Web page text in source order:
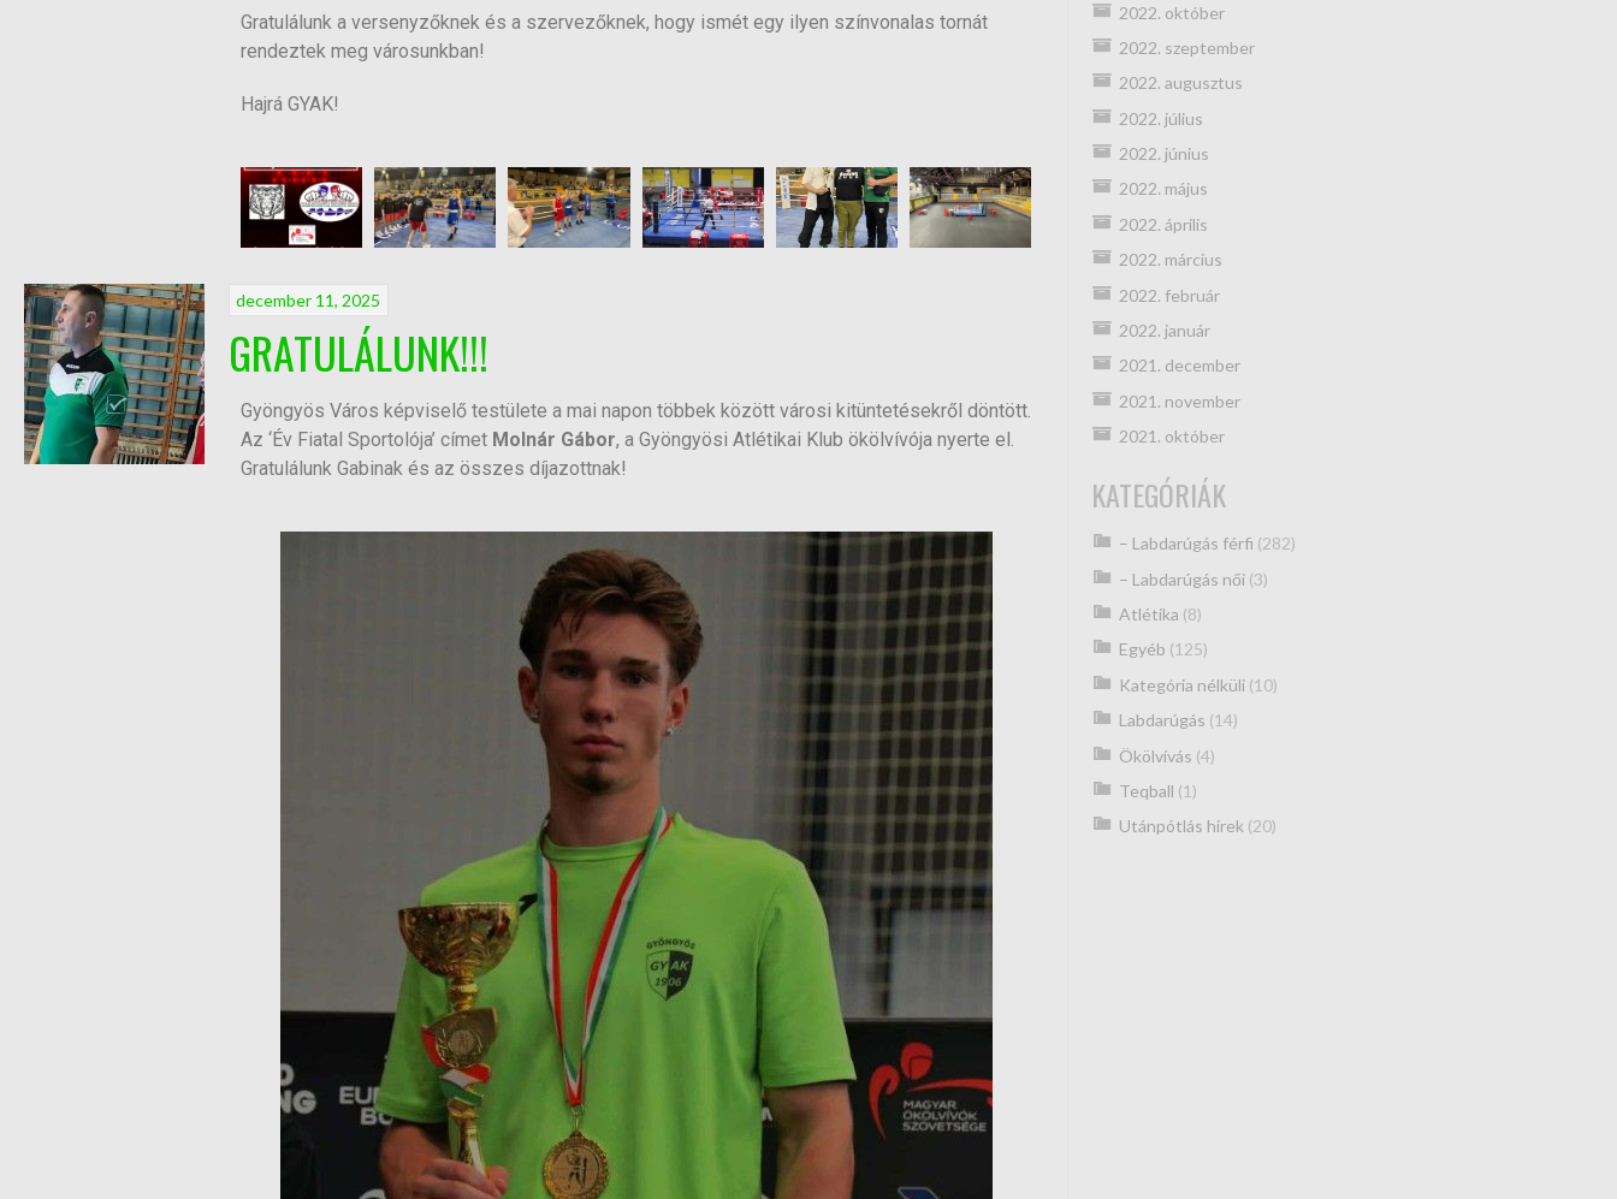
Gratulálunk a versenyzőknek és a szervezőknek, hogy ismét egy ilyen színvonalas tornát
rendeztek meg városunkban!
Hajrá GYAK!
december 11, 2025
GRATULÁLUNK!!!
Gyöngyös Város képviselő testülete a mai napon többek között városi kitüntetésekről döntött.
Az ‘Év Fiatal Sportolója’ címet Molnár Gábor, a Gyöngyösi Atlétikai Klub ökölvívója nyerte el.
Gratulálunk Gabinak és az összes díjazottnak!
2022. október
2022. szeptember
2022. augusztus
2022. július
2022. június
2022. május
2022. április
2022. március
2022. február
2022. január
2021. december
2021. november
2021. október
KATEGÓRIÁK
– Labdarúgás férfi (282)
– Labdarúgás női(3)
Atlétika (8)
Egyéb (125)
Kategória nélküli(10)
Labdarúgás (14)
Ökölvívás (4)
Teqball (1)
Utánpótlás hírek (20)